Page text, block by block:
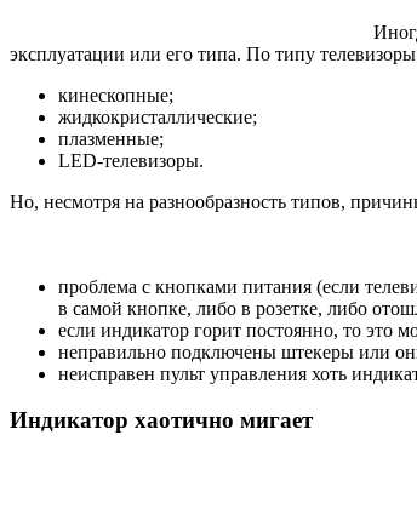
эксплуатации или его типа. По типу
кинескопные;
жидкокристаллические;
плазменные;
LED-телевизоры.
Но, несмотря на разнообразность типов,
проблема с кнопками питания (если
в самой кнопке, либо в розетке, либо
если индикатор горит постоянно, то это
неправильно подключены штекеры или
неисправен пульт управления хоть
Индикатор хаотично мигает